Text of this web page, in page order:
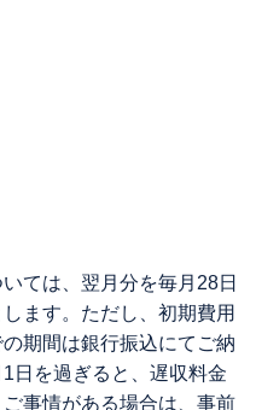
ては、翌月分を毎月28日
ます。ただし、初期費用
期間は銀行振込にてご納
日を過ぎると、遅収料金
事情がある場合は、事前